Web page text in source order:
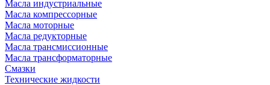
Масла индустриальные
Масла компрессорные
Масла моторные
Масла редукторные
Масла трансмиссионные
Масла трансформаторные
Смазки
Технические жидкости